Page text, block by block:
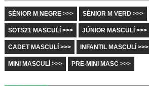
SÈNIOR M NEGRE >>> SÈNIOR M VERD >>>
SOTS21 MASCULÍ >>> JÚNIOR MASCULÍ >>>
CADET MASCULÍ >>> INFANTIL MASCULÍ >>>
MINI MASCULÍ >>> PRE-MINI MASC >>>